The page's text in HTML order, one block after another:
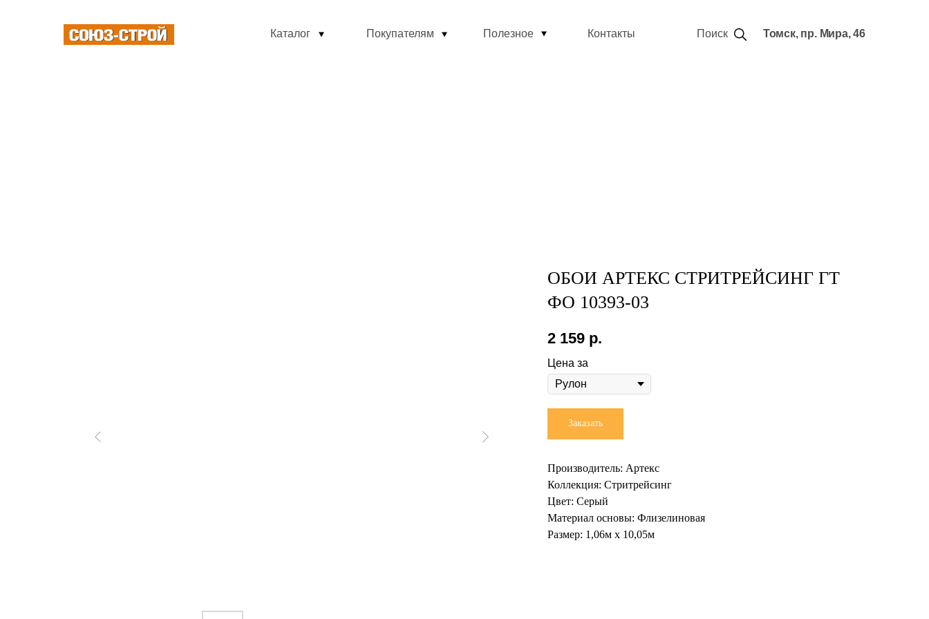
Томск, пр. Мира, 46
Поиск
Контакты
Полезное
Покупателям
Каталог
ОБОИ АРТЕКС СТРИТРЕЙСИНГ ГТ
ФО 10393-03
2 159 р.
Цена за
Заказать
Производитель: Артекс
Коллекция: Стритрейсинг
Цвет: Серый
Материал основы: Флизелиновая
Размер: 1,06м х 10,05м